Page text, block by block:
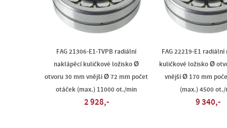
FAG 21306-E1-TVPB radiální
naklápěcí kuličkové ložisko Ø
otvoru 30 mm vnější Ø 72 mm počet
otáček (max.) 11000 ot./min
2 928,-
FAG 22219-E1
kuličkové ložisko Ø
vnější Ø 170 mm
(max.) 4500 ot./
9 340,-